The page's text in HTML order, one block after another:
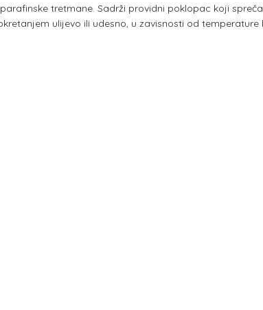
tretmane. Sadrži providni poklopac koji
ulijevo ili udesno, u zavisnosti od